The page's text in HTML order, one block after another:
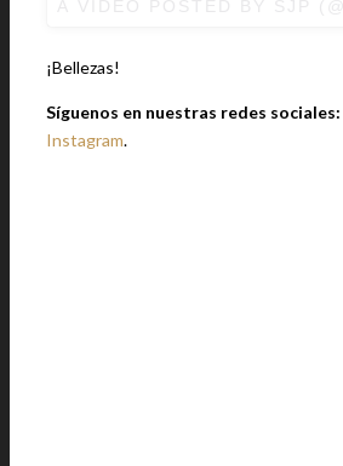
¡Bellezas!
Síguenos en nuestras redes sociales:
Instagram.